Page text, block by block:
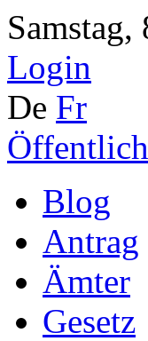
Login
De Fr
Blog
Antrag
Ämter
Gesetz